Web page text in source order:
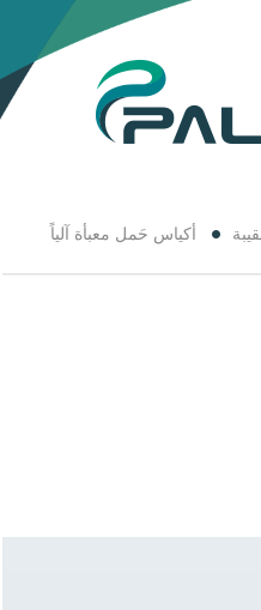
أكياس حَمل معبأة آلياً